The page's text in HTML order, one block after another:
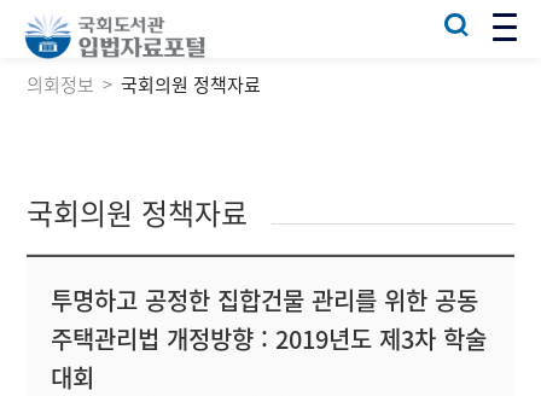
의회정보 국회의원 정책자료
국회의원 정책자료
투명하고 공정한 집합건물 관리를 위한 공동
주택관리법 개정방향 : 2019년도 제3차 학술
대회